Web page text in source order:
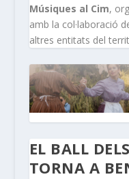
Músiques al Cim,
amb la col·laboració
altres entitats del
EL BALL
TORNA A